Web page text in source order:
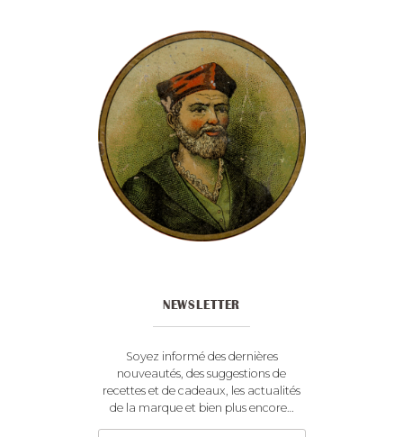
NEWSLETTER
Soyez informé des dernières
nouveautés, des suggestions de
recettes et de cadeaux, les actualités
de la marque et bien plus encore…